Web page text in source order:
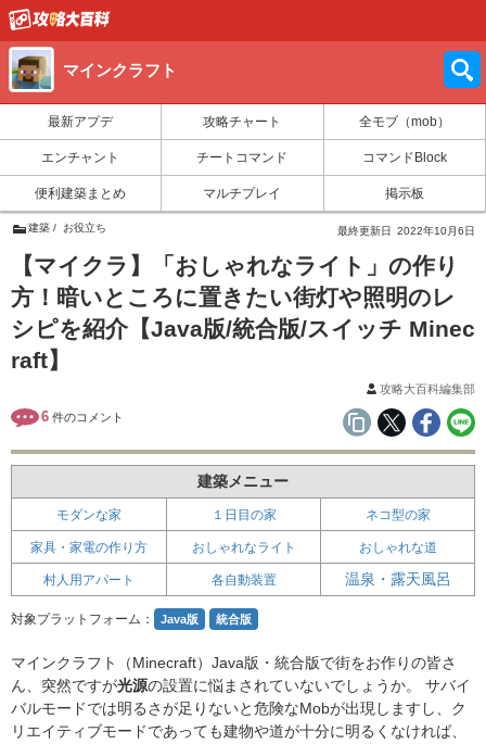
マインクラフト
最新アプデ 攻略チャート 全モブ（mob）
エンチャント チートコマンド コマンドBlock
便利建築まとめ マルチプレイ 掲示板
建築 お役立ち 最終更新日 2022年10月6日
【マイクラ】「おしゃれなライト」の作り
方！暗いところに置きたい街灯や照明のレ
シピを紹介【Java版/統合版/スイッチ Minec
raft】
攻略大百科編集部
6 件のコメント
建築メニュー
モダンな家 １日目の家 ネコ型の家
家具・家電の作り方 おしゃれなライト おしゃれな道
村人用アパート 各自動装置 温泉・露天風呂
対象プラットフォーム： Java版 統合版
マインクラフト（Minecraft）Java版・統合版で街をお作りの皆さ
ん、突然ですが光源の設置に悩まされていないでしょうか。 サバイ
バルモードでは明るさが足りないと危険なMobが出現しますし、ク
リエイティブモードであっても建物や道が十分に明るくなければ、